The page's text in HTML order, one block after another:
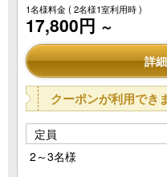
1名様料金( 2名様1室利用時 )
17,800円 ～
詳
クーポンが利用でき
定員
2～3名様